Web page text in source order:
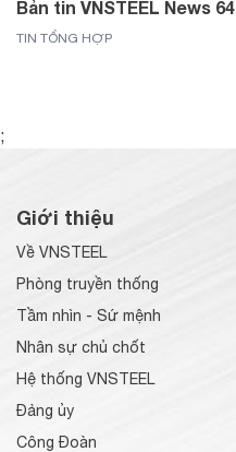
Bản tin VNSTEEL News 64
TIN TỔNG HỢP
;
Giới thiệu
Về VNSTEEL
Phòng truyền thống
Tầm nhìn - Sứ mệnh
Nhân sự chủ chốt
Hệ thống VNSTEEL
Đảng ủy
Công Đoàn